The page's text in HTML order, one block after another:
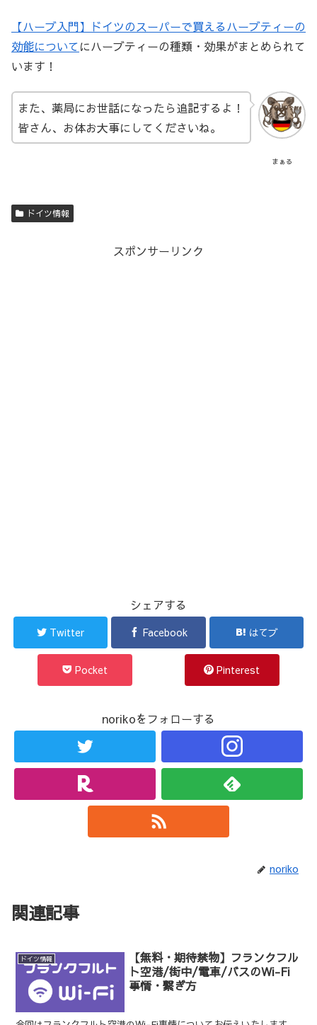
【ハーブ入門】ドイツのスーパーで買えるハーブティーの
効能についてにハーブティーの種類・効果がまとめられて
います！
まぁる
また、薬局にお世話になったら追記するよ！
皆さん、お体お大事にしてくださいね。
ドイツ情報
スポンサーリンク
シェアする
Twitter Facebook はてブ
Pocket Pinterest
norikoをフォローする
noriko
関連記事
ドイツ情報
【無料・期待禁物】フランクフル
ト空港/街中/電車/バスのWi-Fi
事情・繋ぎ方